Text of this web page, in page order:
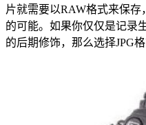
片就需要以RAW格式来保
的可能。如果你仅仅是记录
的后期修饰，那么选择JPG